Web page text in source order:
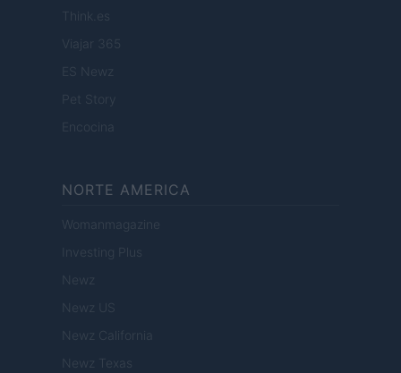
Think.es
Viajar 365
ES Newz
Pet Story
Encocina
NORTE AMERICA
Womanmagazine
Investing Plus
Newz
Newz US
Newz California
Newz Texas